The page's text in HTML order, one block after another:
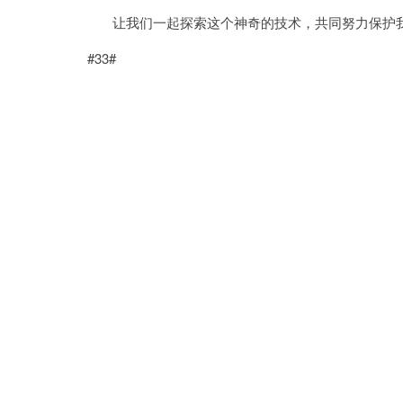
让我们一起探索这个神奇的技术，共同努力保护
#33#